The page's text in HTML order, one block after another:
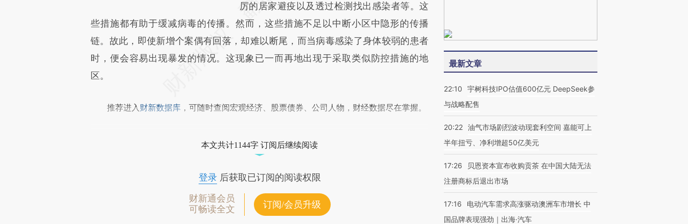
厉的居家避疫以及透过检测找出感染者等。这
些措施都有助于缓减病毒的传播。然而，这些措施不足以中断小区中隐形的传播
链。故此，即使新增个案偶有回落，却难以断尾，而当病毒感染了身体较弱的患者
时，便会容易出现暴发的情况。这现象已一而再地出现于采取类似防控措施的地
区。
推荐进入 财新数据库 ，可随时查阅宏观经济、股票债券、公司人物，财经数据尽在掌握。
本文共计1144字 订阅后继续阅读
登录后获取已订阅的阅读权限
财新通会员
可畅读全文
订阅/会员升级
最新文章
22:10
宇树科技IPO估值600亿元 DeepSeek参
与战略配售
20:22 油气市场剧烈波动现套利空间 嘉能可上
半年扭亏、净利增超50亿美元
17:26
贝恩资本宣布收购贡茶 在中国大陆无法
注册商标后退出市场
17:16
电动汽车需求高涨驱动澳洲车市增长 中
国品牌表现强劲｜出海·汽车